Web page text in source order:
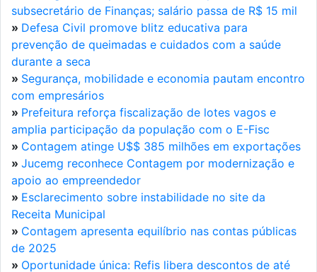
subsecretário de Finanças; salário passa de R$ 15 mil
» Defesa Civil promove blitz educativa para
prevenção de queimadas e cuidados com a saúde
durante a seca
» Segurança, mobilidade e economia pautam encontro
com empresários
» Prefeitura reforça fiscalização de lotes vagos e
amplia participação da população com o E-Fisc
» Contagem atinge U$$ 385 milhões em exportações
» Jucemg reconhece Contagem por modernização e
apoio ao empreendedor
» Esclarecimento sobre instabilidade no site da
Receita Municipal
» Contagem apresenta equilíbrio nas contas públicas
de 2025
» Oportunidade única: Refis libera descontos de até